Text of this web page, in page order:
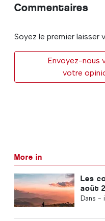
Commentaires
Soyez le premier laisser
Envoyez-nous
votre
More in
Les
août
Dans -